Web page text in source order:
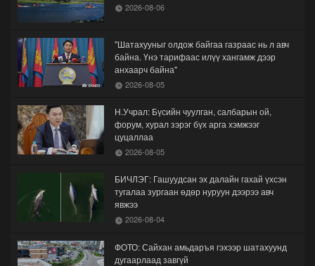
2026-08-06
"Шатахууныг олдож байгаа газраас нь л авч
байна. Үнэ тарифаас илүү хангамж дээр
анхаарч байна"
2026-08-05
Н.Учрал: Бүсийн чуулган, салбарын ой,
форум, хурал зэрэг бүх арга хэмжээг
цуцаллаа
2026-08-05
БИЧЛЭГ: Гашуудсан эх далайн гахай үхсэн
тугалаа зургаан өдөр нуруун дээрээ авч
явжээ
2026-08-04
ФОТО: Сайхан амьдаръя гэхээр шатахуунд
дугаарлаад завгүй